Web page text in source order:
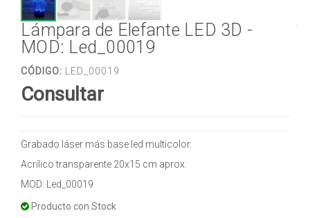
Lámpara de Elefante LED 3D -
MOD: Led_00019
CÓDIGO: LED_00019
Consultar
Grabado láser más base led multicolor.
Acrílico transparente 20x15 cm aprox.
MOD: Led_00019
Producto con Stock